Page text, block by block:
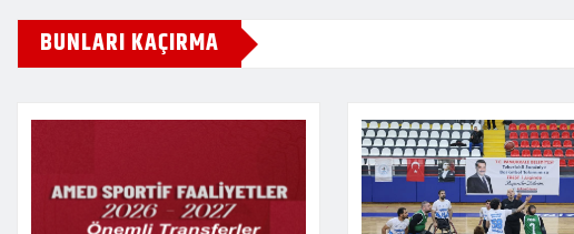
BUNLARI KAÇIRMA